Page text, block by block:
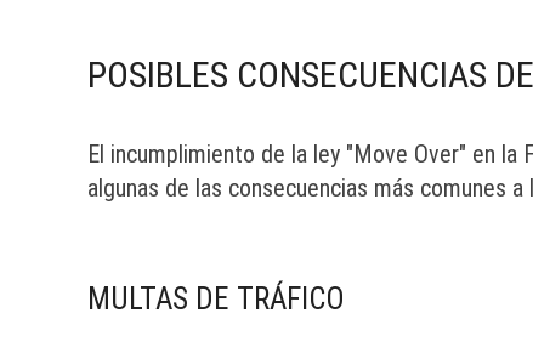
POSIBLES CONSECUENCIAS
El incumplimiento de la ley "Move Over" en la
algunas de las consecuencias más comunes
MULTAS DE TRÁFICO